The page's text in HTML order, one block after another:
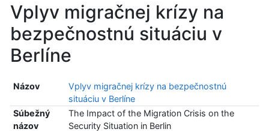
Vplyv migračnej krízy na
bezpečnostnú situáciu v
Berlíne
Názov
Vplyv migračnej krízy na bezpečnostnú
situáciu v Berlíne
Súbežný
názov
The Impact of the Migration Crisis on the
Security Situation in Berlin